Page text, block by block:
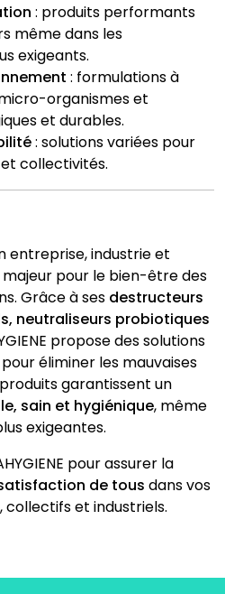
: produits performants
même dans les
exigeants.
: formulations à
organismes et
et durables.
: solutions variées pour
collectivités.
entreprise, industrie et
pour le bien-être des
Grâce à ses destructeurs
neutraliseurs probiotiques
propose des solutions
éliminer les mauvaises
garantissent un
sain et hygiénique, même
exigeantes.
pour assurer la
de tous dans vos
collectifs et industriels.